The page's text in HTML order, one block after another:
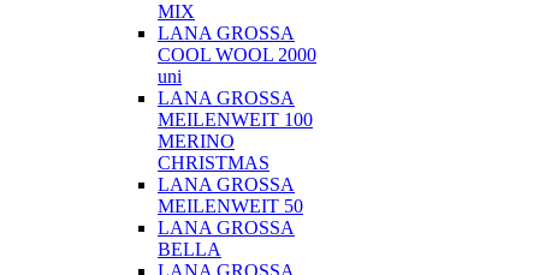
MIX
LANA GROSSA
COOL WOOL 2000
uni
LANA GROSSA
MEILENWEIT 100
MERINO
CHRISTMAS
LANA GROSSA
MEILENWEIT 50
LANA GROSSA
BELLA
LANA GROSSA